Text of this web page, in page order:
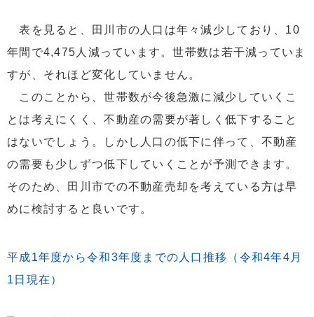
表を見ると、田川市の人口は年々減少しており、10
年間で4,475人減っています。世帯数は若干減っていま
すが、それほど変化していません。
このことから、世帯数が今後急激に減少していくこ
とは考えにくく、不動産の需要が著しく低下すること
はないでしょう。しかし人口の低下に伴って、不動産
の需要も少しずつ低下していくことが予測できます。
そのため、田川市での不動産売却を考えている方は早
めに検討すると良いです。
平成1年度から令和3年度までの人口推移（令和4年4月
1日現在）